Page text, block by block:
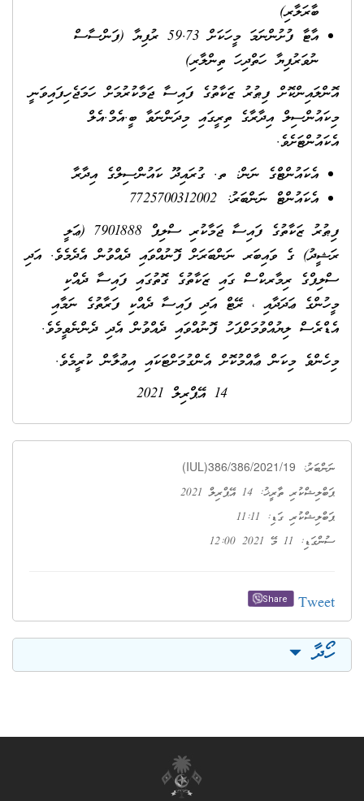
ބާރަލާރި)
އާޓާ ފުށުންނަމަ މީހަކަށް 59.73 ރުފިޔާ (ފަންސާސް
ނުވަރުފިޔާ ހަތްދިހަ ތިންލާރި)
އޮންލައިންކޮށް ފިޠުރު ޒަކާތުގެ ފައިސާ ޖަމާކުރުމަށް ހަމަޖެހިފައިވަނީ
މިކައުންސިލް އިދާރާގެ ތިރީގައި މިދަންނަވާ ބީ.އެމް.އެލް
އެކައުންޓަށެވެ.
އެކައުންޓްގެ ނަން: ތ. ގުރައިދޫ ކައުންސިލްގެ އިދާރާ
އެކައުންޓް ނަންބަރު: 7725700312002
ފިޠުރު ޒަކާތުގެ ފައިސާ ޖަމާކުރި ސްލިޕް 7901888 (ޢަލީ
ރަޝީދު) ގެ ވައިބަރ ނަންބަރަށް ފޮނުއްވައި ދެއްވުން އެދެމެވެ. އަދި
ސްލިޕްގެ ރިމާރކްސް ގައި ޒަކާތުގެ ގޮތުގައި ފައިސާ ދެއްކި
މީހުންގެ ޢަދަދާއި ، ރޭޓް އަދި ފައިސާ ދެއްކި ފަރާތުގެ ނަމާއި
އެޑްރެސް ލިޔުއްވުމަށްފަހު ފޮނުއްވައި ދެއްވުން އެދި ދެންނެވީމެވެ.
މިހެންވެ މިކަން ޢާއްމުކޮށް އެންގުމަށްޓަކައި އިޢުލާން ކުރީމެވެ.
14 އޭޕްރިލް 2021
ނަންބަރު: (IUL)386/386/2021/19
ޕަބްލިޝްކުރި ތާރީޚު: 14 އޭޕްރިލް 2021
ޕަބްލިޝްކުރި ގަޑި: 11:11
ސުންގަޑި: 11 މޭ 2021 12:00
Tweet
Share
ހޯދާ